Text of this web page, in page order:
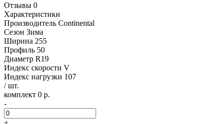
Отзывы 0
Характеристики
Производитель Continental
Сезон Зима
Ширина 255
Профиль 50
Диаметр R19
Индекс скорости V
Индекс нагрузки 107
/ шт.
комплект 0 р.
-